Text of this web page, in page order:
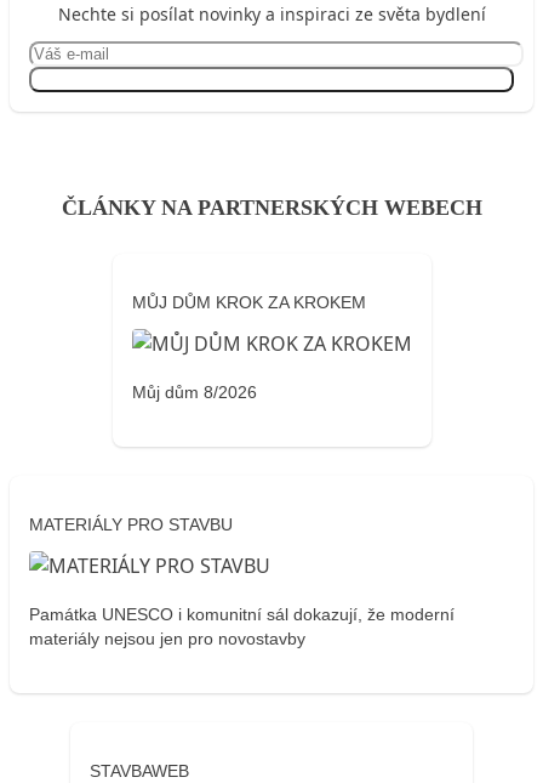
Nechte si posílat novinky a inspiraci ze světa bydlení
ČLÁNKY NA PARTNERSKÝCH WEBECH
MŮJ DŮM KROK ZA KROKEM
Můj dům 8/2026
MATERIÁLY PRO STAVBU
Památka UNESCO i komunitní sál dokazují, že moderní
materiály nejsou jen pro novostavby
STAVBAWEB